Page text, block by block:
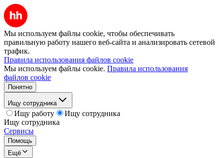
Мы используем файлы cookie, чтобы обеспечивать
правильную работу нашего веб-сайта и анализировать сетевой
трафик.
Правила использования файлов cookie
Мы используем файлы cookie. Правила использования
файлов cookie
Понятно
Ищу сотрудника
Ищу работу
Ищу сотрудника
Ищу сотрудника
Сервисы
Помощь
Ещё